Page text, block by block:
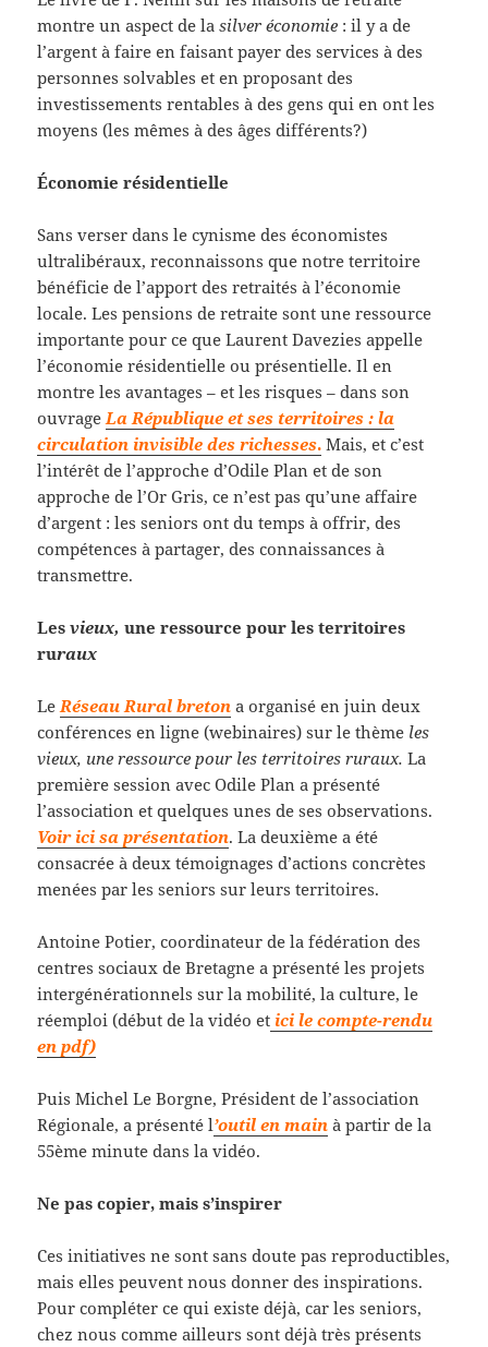
montre un aspect de lasilver économie : il y a de
l’argent à faire en faisant payer des services à des
personnes solvables et en proposant des
investissements rentables à des gens qui en ont les
moyens (les mêmes à des âges différents?)
Économie résidentielle
Sans verser dans le cynisme des économistes
ultralibéraux, reconnaissons que notre territoire
bénéficie de l’apport des retraités à l’économie
locale. Les pensions de retraite sont une ressource
importante pour ce que Laurent Davezies appelle
l’économie résidentielle ou présentielle. Il en
montre les avantages – et les risques – dans son
ouvrage La République et ses territoires : la
circulation invisible des richesses. Mais, et c’est
l’intérêt de l’approche d’Odile Plan et de son
approche de l’Or Gris, ce n’est pas qu’une affaire
d’argent : les seniors ont du temps à offrir, des
compétences à partager, des connaissances à
transmettre.
Les vieux, une ressource pour les territoires
ruraux
Le Réseau Rural breton a organisé en juin deux
conférences en ligne (webinaires) sur le thème les
vieux, une ressource pour les territoires ruraux.La
première session avec Odile Plan a présenté
l’association et quelques unes de ses observations.
Voir ici sa présentation. La deuxième a été
consacrée à deux témoignages d’actions concrètes
menées par les seniors sur leurs territoires.
Antoine Potier, coordinateur de la fédération des
centres sociaux de Bretagne a présenté les projets
intergénérationnels sur la mobilité, la culture, le
réemploi (début de la vidéo et ici le compte-rendu
en pdf)
Puis Michel Le Borgne, Président de l’association
Régionale, a présenté l’outil en main à partir de la
55ème minute dans la vidéo.
Ne pas copier, mais s’inspirer
Ces initiatives ne sont sans doute pas reproductibles,
mais elles peuvent nous donner des inspirations.
Pour compléter ce qui existe déjà, car les seniors,
chez nous comme ailleurs sont déjà très présents